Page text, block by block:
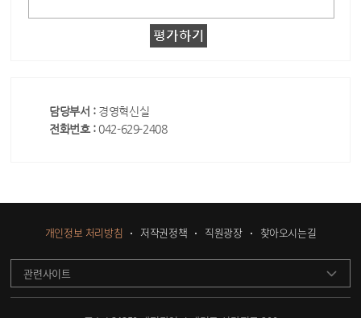
담당부서 : 경영혁신실
전화번호 : 042-629-2408
개인정보 처리방침 저작권정책 직원광장 찾아오시는길
관련사이트